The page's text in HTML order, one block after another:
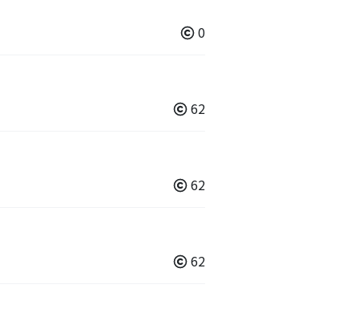
0
62
62
62